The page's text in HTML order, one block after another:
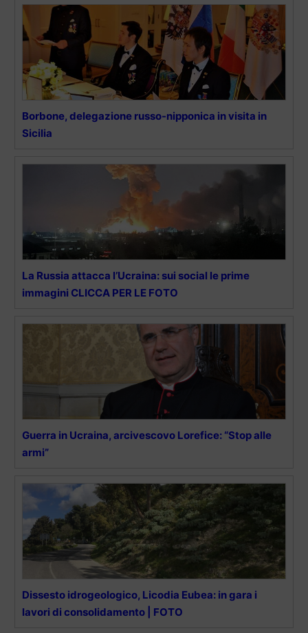
Borbone, delegazione russo-nipponica in visita in
Sicilia
La Russia attacca l’Ucraina: sui social le prime
immagini CLICCA PER LE FOTO
Guerra in Ucraina, arcivescovo Lorefice: “Stop alle
armi”
Dissesto idrogeologico, Licodia Eubea: in gara i
lavori di consolidamento | FOTO